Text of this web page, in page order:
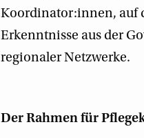
Koordinator:innen, auf
Erkenntnisse aus der
regionaler Netzwerke.
Der Rahmen für